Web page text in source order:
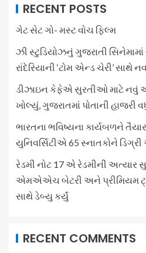
RECENT POSTS
ગેટ સેટ ગો- મસ્ટ વોચ ફિલ્મ
ઝી સ્ટુડિયોઝનું ગુજરાતી સિનેમામાં
રાંદેરિયાની ‘ટોમ એન્ડ ચેરી’
ડીઝાઇન કેફેએ સુરતીઓ માટે નવું
ખોલ્યું, ગુજરાતમાં પોતાની હાજરી
ભારતના ભવિષ્યના કાર્યબળને
યુનિવર્સિટીએ 65 સ્નાતકોને
રેડમી નોટ 17 એ રેડમીની અત્યાર
એમએએચ બેટરી અને પ્રીમિયમ
સાથે ડેબ્યુ કર્યું
RECENT COMMENTS